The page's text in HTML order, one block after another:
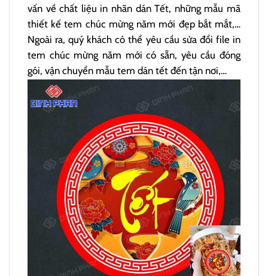
vấn về chất liệu in nhãn dán Tết, những mẫu mã
thiết kế tem chúc mừng năm mới đẹp bắt mắt,…
Ngoài ra, quý khách có thể yêu cầu sửa đổi file in
tem chúc mừng năm mới có sẵn, yêu cầu đóng
gói, vận chuyển mẫu tem dán tết đến tận nơi,…